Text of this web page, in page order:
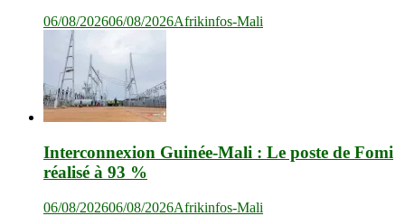
06/08/202606/08/2026Afrikinfos-Mali
Interconnexion Guinée-Mali : Le poste de Fomi
réalisé à 93 %
06/08/202606/08/2026Afrikinfos-Mali